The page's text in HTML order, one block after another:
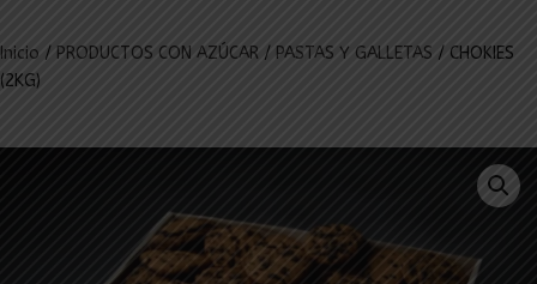
Inicio / PRODUCTOS CON AZÚCAR / PASTAS Y GALLETAS / CHOKIES
(2KG)